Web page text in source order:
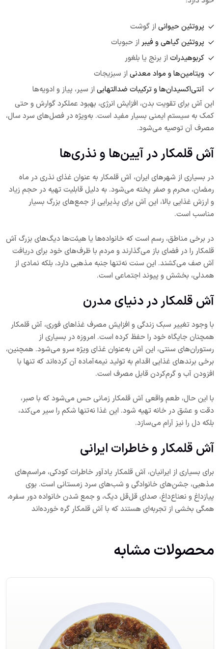
پروتئین حیوانی از گوشت
پروتئین گیاهی و فیبر از حبوبات
کربوهیدرات از برنج یا بلغور
ویتامین‌ها و مواد معدنی از سبزیجات
آنتی‌اکسیدان‌ها و ترکیبات ضدالتهابی از سیر، پیاز و ادویه‌ها
این آش برای تقویت بدن، افزایش انرژی، بهبود عملکرد گوارش و حتی
کمک به سیستم ایمنی بسیار مفید است. به‌ویژه در فصل‌های سرد سال،
مصرف آن توصیه می‌شود.
آش قلمکار در آیین‌ها و نذری‌ها
در بسیاری از شهرهای ایران، آش قلمکار به عنوان غذای نذری در ماه
رمضان، محرم و صفر پخته می‌شود. به دلیل قابلیت تهیه در حجم زیاد
و ارزش غذایی بالا، این آش برای پذیرایی از جمع‌های بزرگ بسیار
مناسب است.
در برخی مناطق، رسم است که خانواده‌ها یا هیئت‌ها دیگ‌های بزرگ آش
قلمکار را در فضای باز می‌گذارند و مردم با ظرف‌های خود برای دریافت
آش صف می‌کشند. این سنت نه‌تنها جنبه مذهبی دارد، بلکه نمادی از
همدلی، بخشش و پیوند اجتماعی است.
آش قلمکار در دنیای مدرن
با وجود تغییر سبک زندگی و افزایش مصرف غذاهای فوری، آش قلمکار
همچنان جایگاه خود را حفظ کرده است. امروزه در بسیاری از
رستوران‌های سنتی، این آش به‌عنوان غذای ویژه سرو می‌شود. همچنین،
برخی برندهای غذایی اقدام به تولید نیمه‌آماده آن کرده‌اند که تنها با
افزودن آب و گرم‌کردن قابل مصرف است.
با این حال، طعم واقعی آش قلمکار زمانی حس می‌شود که با صبر،
دقت و عشق در خانه تهیه شود. این غذا نه‌تنها شکم را سیر می‌کند،
بلکه دل را نیز آرام می‌سازد.
آش قلمکار و خاطرات ایرانی
برای بسیاری از ایرانیان، آش قلمکار یادآور خاطرات کودکی، مراسم‌های
مذهبی، جشن‌های خانوادگی و شب‌های سرد زمستانی است. بوی
پیاز‌داغ و نعناع‌داغ، صدای قل‌قل دیگ، و جمع شدن خانواده دور سفره،
همگی بخشی از تجربه‌ای هستند که با آش قلمکار گره خورده‌اند
محصولات مشابه